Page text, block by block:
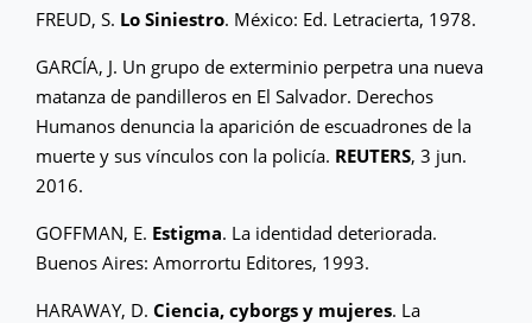
FREUD, S. Lo Siniestro. México: Ed. Letracierta, 1978.
GARCÍA, J. Un grupo de exterminio perpetra una nueva
matanza de pandilleros en El Salvador. Derechos
Humanos denuncia la aparición de escuadrones de la
muerte y sus vínculos con la policía. REUTERS, 3 jun.
2016.
GOFFMAN, E. Estigma. La identidad deteriorada.
Buenos Aires: Amorrortu Editores, 1993.
HARAWAY, D. Ciencia, cyborgs y mujeres. La